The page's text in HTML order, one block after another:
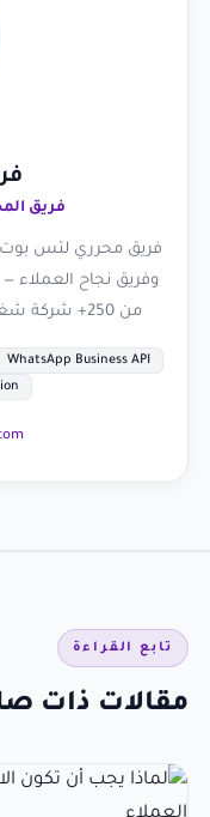
فريق
فريق محرري لتس بوت
وفريق نجاح العملاء —
من 250+ شركة شغالة على المنصة في 8 أسواق عربية.
WhatsApp Business API
تابع القراءة
مقالات ذات